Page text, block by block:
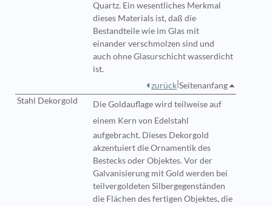
Quartz. Ein wesentliches Merkmal
dieses Materials ist, daß die
Bestandteile wie im Glas mit
einander verschmolzen sind und
auch ohne Glasurschicht wasserdicht
ist.
zurück Seitenanfang
Stahl Dekorgold
Die Goldauflage wirdteilweise auf
einem Kern von Edelstahl
aufgebracht. Dieses Dekorgold
akzentuiert die Ornamentik des
Bestecks oder Objektes. Vor der
Galvanisierung mit Gold werden bei
teilvergoldeten Silbergegenständen
die Flächen des fertigen Objektes, die